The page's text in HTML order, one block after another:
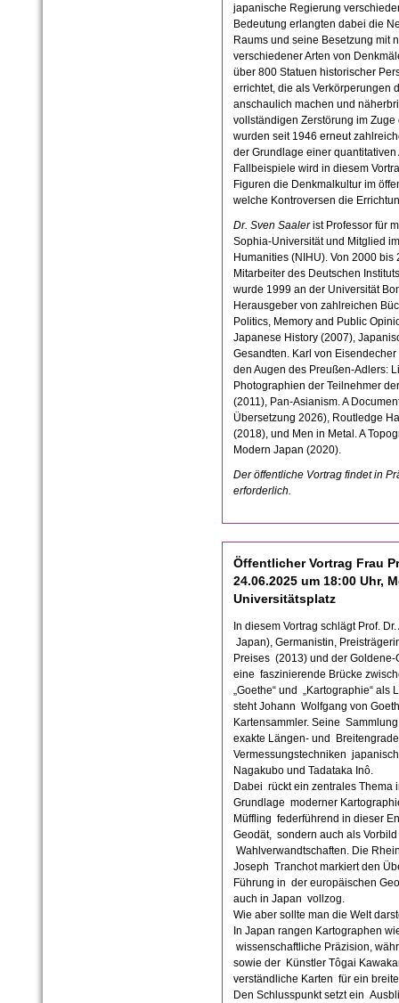
japanische Regierung
Bedeutung erlangten dabei die
Raums und seine Besetzung mit
verschiedener Arten von
über 800 Statuen historischer
errichtet, die als Verkörperungen
anschaulich machen und
vollständigen Zerstörung im
wurden seit 1946 erneut
der Grundlage einer
Fallbeispiele wird in diesem
Figuren die Denkmalkultur im
welche Kontroversen die
Dr. Sven Saalerist Professor für
Sophia-Universität und Mitglied
Humanities (NIHU). Von 2000
Mitarbeiter des Deutschen
wurde 1999 an der Universität
Herausgeber von zahlreichen
Politics, Memory and Public
Japanese History (2007),
Gesandten. Karl von
den Augen des Preußen-Adlers:
Photographien der Teilnehmer
(2011), Pan-Asianism. A
Übersetzung 2026), Routledge
(2018), und Men in Metal. A
Modern Japan (2020).
Der öffentliche Vortrag findet in
erforderlich.
Öffentlicher Vortrag Frau
24.06.2025 um 18:00 Uhr,
Universitätsplatz
In diesem Vortrag schlägt Prof.
Japan), Germanistin,
Preises (2013) und der
eine faszinierende Brücke
„Goethe“ und „Kartographie“ als
steht Johann Wolfgang von
Kartensammler. Seine
exakte Längen- und
Vermessungstechniken
Nagakubo und Tadataka Inô.
Dabei rückt ein zentrales Thema
Grundlage moderner
Müffling federführend in dieser
Geodät, sondern auch als
Wahlverwandtschaften. Die
Joseph Tranchot markiert den
Führung in der europäischen
auch in Japan vollzog.
Wie aber sollte man die Welt
In Japan rangen Kartographen
wissenschaftliche Präzision,
sowie der Künstler Tôgai
verständliche Karten für ein
Den Schlusspunkt setzt ein